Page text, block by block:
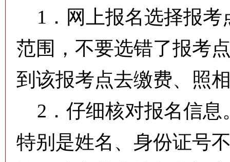
1．网上报名选择报考
范围，不要选错了报考
到该报考点去缴费、照
2．仔细核对报名信息
特别是姓名、身份证号